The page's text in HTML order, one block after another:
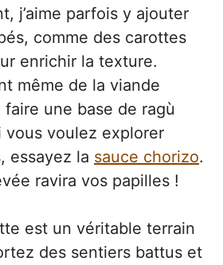
j’aime parfois y ajouter
comme des carottes
enrichir la texture.
même de la viande
une base de ragù
vous voulez explorer
essayez la sauce chorizo.
ravira vos papilles !
est un véritable terrain
des sentiers battus et